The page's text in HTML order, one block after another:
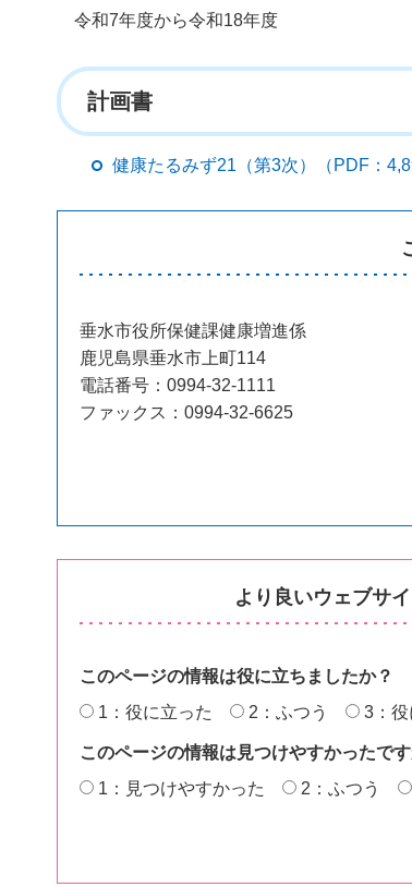
令和7年度から令和18年度
計画書
健康たるみず21（第3次）（PDF：
垂水市役所保健課健康増進係
鹿児島県垂水市上町114
電話番号：0994-32-1111
ファックス：0994-32-6625
より良いウェブサ
このページの情報は役に立ちましたか？
1：役に立った
2：ふつう 3：役
このページの情報は見つけやすかったです
1：見つけやすかった
2：ふつう